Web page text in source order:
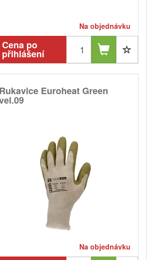
Na objednávku
Cena po
přihlášení
Rukavice Euroheat Green
Na objednávku